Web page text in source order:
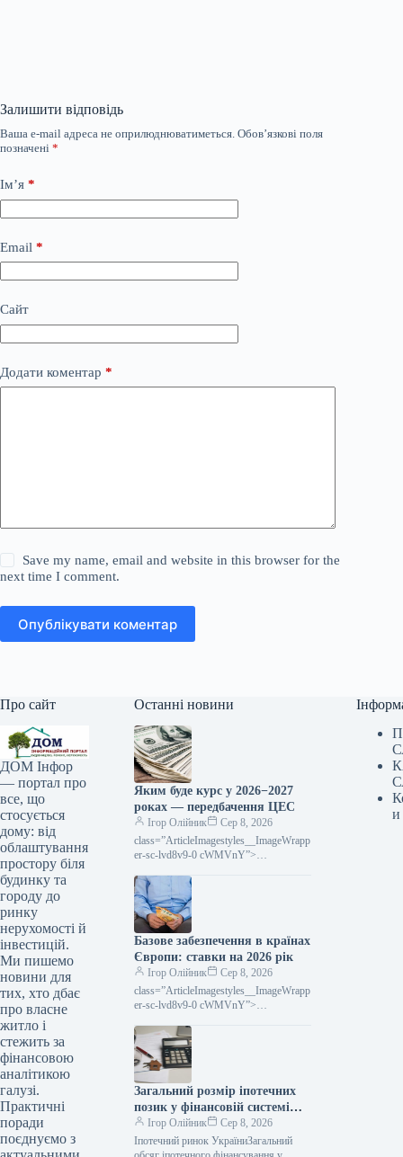
Залишити відповідь
Ваша e-mail адреса не оприлюднюватиметься. Обов’язкові поля
позначені *
Ім’я *
Email *
Сайт
Додати коментар *
Save my name, email and website in this browser for the
next time I comment.
Опублікувати коментар
Про сайт
ДОМ Інфор
— портал про
все, що
стосується
дому: від
облаштування
простору біля
будинку та
городу до
ринку
нерухомості й
інвестицій.
Ми пишемо
новини для
тих, хто дбає
про власне
житло і
стежить за
фінансовою
аналітикою
галузі.
Практичні
поради
поєднуємо з
Останні новини
Яким буде курс у 2026−2027
роках — передбачення ЦЕС
Ігор Олійник
Сер 8, 2026
class=”ArticleImagestyles__ImageWrapp
er-sc-lvd8v9-0 cWMVnY”>
у 2026 році очікується на рівні 44,5
грн за доларПротягом 2026−2027
Базове забезпечення в країнах
Європи: ставки на 2026 рік
Ігор Олійник
Сер 8, 2026
class=”ArticleImagestyles__ImageWrapp
er-sc-lvd8v9-0 cWMVnY”>
ЄвропіСистеми базового соціального
забезпечення існують майжев усіх
країнах
Загальний розмір іпотечних
позик у фінансовій системі
досяг 50 мільярдів гривень
Ігор Олійник
Сер 8, 2026
Іпотечний ринок УкраїниЗагальний
и